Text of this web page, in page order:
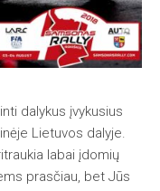
dalykus įvykusius
Lietuvos dalyje.
labai įdomių
prasčiau, bet Jūs